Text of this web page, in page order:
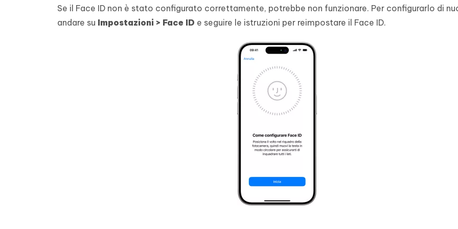
Se il Face ID non è stato configurato correttamente, potrebbe non funzionare. Per configurarlo di
andare su Impostazioni > Face ID e seguire le istruzioni per reimpostare il Face ID.